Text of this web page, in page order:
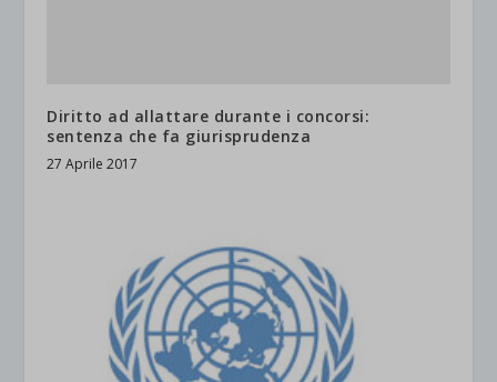
Diritto ad allattare durante i concorsi:
sentenza che fa giurisprudenza
27 Aprile 2017